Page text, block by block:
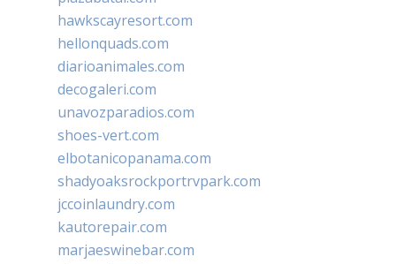
hawkscayresort.com
hellonquads.com
diarioanimales.com
decogaleri.com
unavozparadios.com
shoes-vert.com
elbotanicopanama.com
shadyoaksrockportrvpark.com
jccoinlaundry.com
kautorepair.com
marjaeswinebar.com